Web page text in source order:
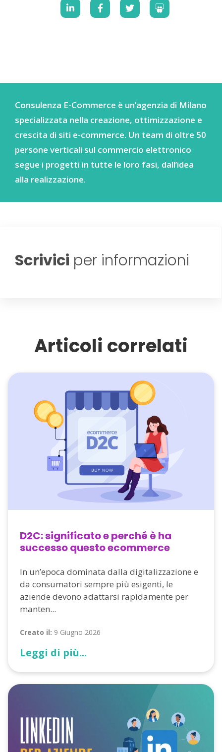
Consulenza E-Commerce è un’agenzia di Milano
specializzata nella creazione, ottimizzazione e
crescita di siti e-commerce. Un team di oltre 50
persone verticali sul commercio elettronico
segue i progetti in tutte le loro fasi, dall’idea
alla realizzazione.
Scrivici per informazioni
Articoli correlati
D2C: significato e perché è ha
successo questo ecommerce
In un’epoca dominata dalla digitalizzazione e
da consumatori sempre più esigenti, le
aziende devono adattarsi rapidamente per
manten...
Creato il: 9 Giugno 2026
Leggi di più...